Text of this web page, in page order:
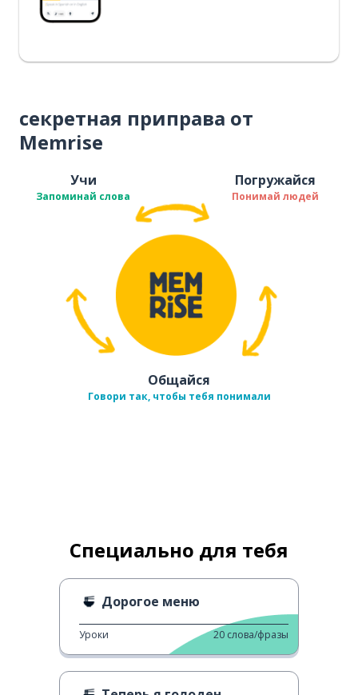
секретная приправа от
Memrise
Учи
Запоминай слова
Погружайся
Понимай людей
Общайся
Говори так, чтобы тебя понимали
Специально для тебя
Дорогое меню
Уроки 20 слова/фразы